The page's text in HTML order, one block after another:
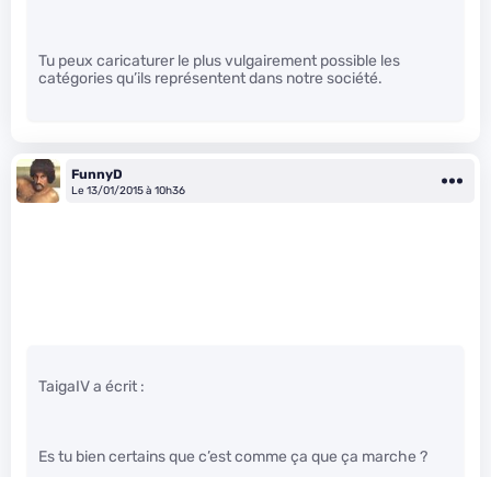
Tu peux caricaturer le plus vulgairement possible les
catégories qu’ils représentent dans notre société.
FunnyD
Le 13/01/2015 à 10h36
TaigaIV a écrit :
Es tu bien certains que c’est comme ça que ça marche ?